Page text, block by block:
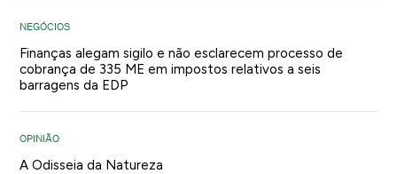
NEGÓCIOS
Finanças alegam sigilo e não esclarecem processo de
cobrança de 335 ME em impostos relativos a seis
barragens da EDP
OPINIÃO
A Odisseia da Natureza